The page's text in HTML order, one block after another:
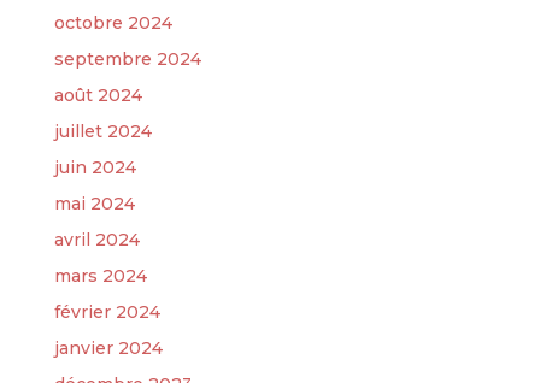
octobre 2024
septembre 2024
août 2024
juillet 2024
juin 2024
mai 2024
avril 2024
mars 2024
février 2024
janvier 2024